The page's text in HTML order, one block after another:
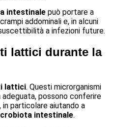
intestinale può portare a
addominali e, in alcuni
a infezioni future.
lattici durante la
lattici. Questi microrganismi
adeguata, possono conferire
in particolare aiutando a
intestinale.